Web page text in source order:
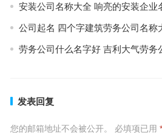
安装公司名称大全 响亮的安装企业
公司起名 四个字建筑劳务公司名称
劳务公司什么名字好 吉利大气劳务
发表回复
您的邮箱地址不会被公开。 必填项已用 *